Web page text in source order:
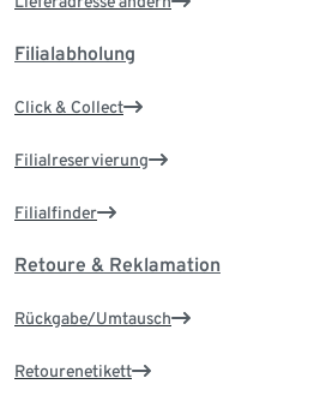
Filialabholung
Click & Collect
Filialreservierung
Filialfinder
Retoure & Reklamation
Rückgabe/Umtausch
Retourenetikett